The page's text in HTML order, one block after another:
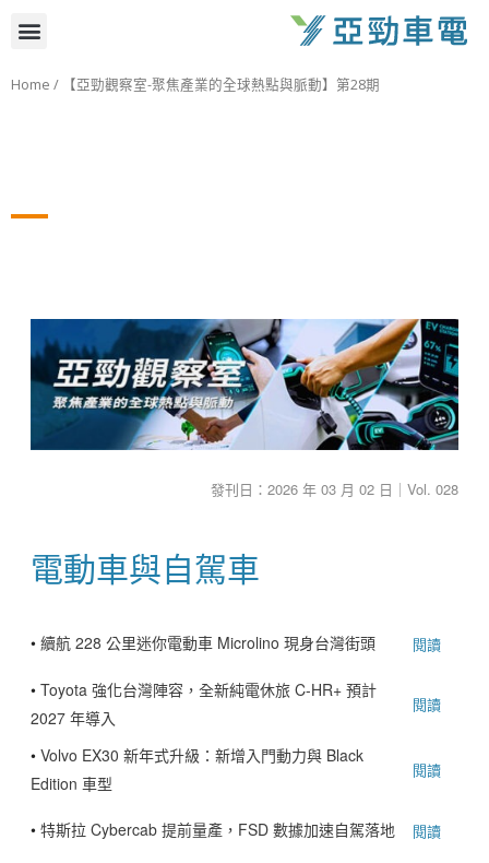
要
選
單
Home / 【亞勁觀察室-聚焦產業的全球熱點與脈動】第28期
發刊日：2026 年 03 月 02 日｜Vol. 028
電動車與自駕車
• 續航 228 公里迷你電動車 Microlino 現身台灣街頭 閱讀
• Toyota 強化台灣陣容，全新純電休旅 C-HR+ 預計
2027 年導入
閱讀
• Volvo EX30 新年式升級：新增入門動力與 Black
Edition 車型
閱讀
• 特斯拉 Cybercab 提前量產，FSD 數據加速自駕落地 閱讀